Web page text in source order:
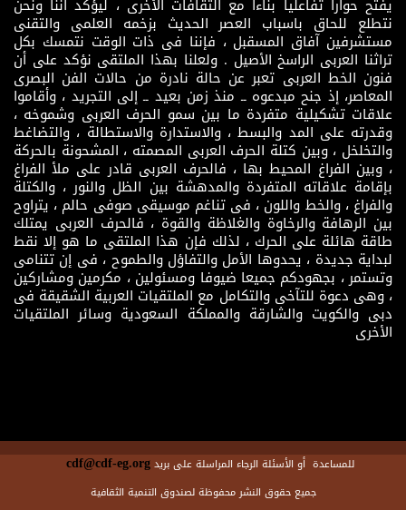
يفتح حوارا تفاعليا بناءاً مع الثقافات الأخرى ، ليؤكد أننا ونحن
نتطلع للحاق باسباب العصر الحديث بزخمه العلمى والتقنى
مستشرفين آفاق المسقبل ، فإننا فى ذات الوقت نتمسك بكل
تراثنا العربى الراسخ الأصيل . ولعلنا بهذا الملتقى نؤكد على أن
فنون الخط العربى تعبر عن حالة نادرة من حالات الفن البصرى
المعاصر، إذ جنح مبدعوه ــ منذ زمن بعيد ــ إلى التجريد ، وأقاموا
علاقات تشكيلية متفردة ما بين سمو الحرف العربى وشموخه ،
وقدرته على المد والبسط ، والاستدارة والاستطالة ، والتضاغط
والتخلخل ، وبين كتلة الحرف العربى المصمته ، المشحونة بالحركة
، وبين الفراغ المحيط بها ، فالحرف العربى قادر على ملأ الفراغ
بإقامة علاقاته المتفردة والمدهشة بين الظل والنور ، والكتلة
والفراغ ، والخط واللون ، فى تناغم موسيقى صوفى حالم ، يتراوح
بين الرهافة والرخاوة والغلاظة والقوة ، فالحرف العربى يمتلك
طاقة هائلة على الحرك ، لذلك فإن هذا الملتقى ما هو إلا نقط
لبداية جديدة ، يحدوها الأمل والتفاؤل والطموح ، فى إن تتنامى
وتستمر ، بجهودكم جميعا ضيوفا ومسئولين ، مكرمين ومشاركين
، وهى دعوة للتآخى والتكامل مع الملتقيات العربية الشقيقة فى
دبى والكويت والشارقة والمملكة السعودية وسائر الملتقيات
الأخرى
للمساعدة أو الأسئلة الرجاء المراسلة على بريدcdf@cdf-eg.org
جميع حقوق النشر محفوظة لصندوق التنمية الثقافية